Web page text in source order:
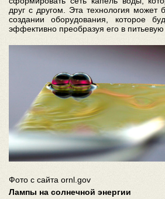
друг с другом. Эта технология может
создании оборудования, которое
эффективно преобразуя его в питьевую
Фото с сайта ornl.gov
Лампы на солнечной энергии